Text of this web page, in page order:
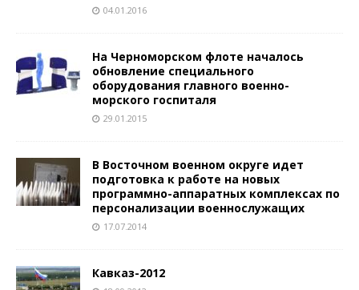
04.01.2016
На Черноморском флоте началось
обновление специального
оборудования главного военно-
морского госпиталя
29.01.2015
В Восточном военном округе идет
подготовка к работе на новых
программно-аппаратных комплексах по
персонализации военнослужащих
17.07.2014
Кавказ-2012